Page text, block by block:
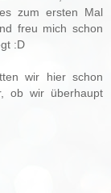
zum ersten Mal
freu mich schon
:D
wir hier schon
ob wir überhaupt